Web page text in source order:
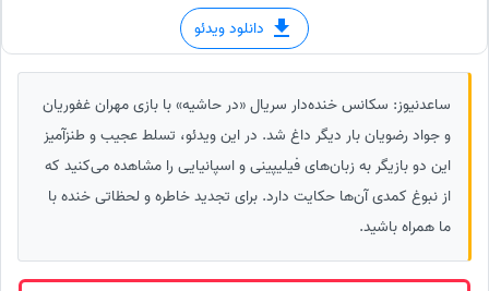
دانلود ویدئو
ساعدنیوز: سکانس خنده‌دار سریال «در حاشیه» با بازی مهران غفوریان
و جواد رضویان بار دیگر داغ شد. در این ویدئو، تسلط عجیب و طنزآمیز
این دو بازیگر به زبان‌های فیلیپینی و اسپانیایی را مشاهده می‌کنید که
از نبوغ کمدی آن‌ها حکایت دارد. برای تجدید خاطره و لحظاتی خنده با
ما همراه باشید.